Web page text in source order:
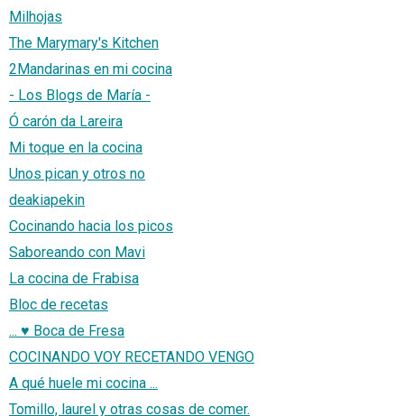
Milhojas
The Marymary's Kitchen
2Mandarinas en mi cocina
- Los Blogs de María -
Ó carón da Lareira
Mi toque en la cocina
Unos pican y otros no
deakiapekin
Cocinando hacia los picos
Saboreando con Mavi
La cocina de Frabisa
Bloc de recetas
... ♥ Boca de Fresa
COCINANDO VOY RECETANDO VENGO
A qué huele mi cocina ...
Tomillo, laurel y otras cosas de comer.